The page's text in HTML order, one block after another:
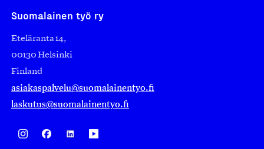
Suomalainen työ ry
Eteläranta 14,
00130 Helsinki
Finland
asiakaspalvelu@suomalainentyo.fi
laskutus@suomalainentyo.fi